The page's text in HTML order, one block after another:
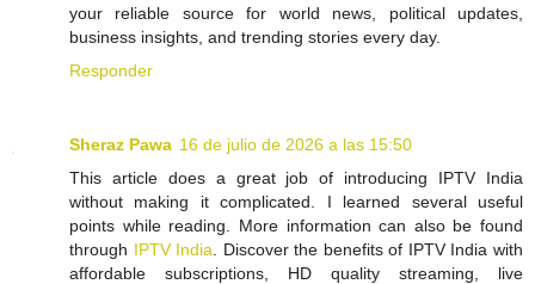
your reliable source for world news, political updates,
business insights, and trending stories every day.
Responder
Sheraz Pawa 16 de julio de 2026 a las 15:50
This article does a great job of introducing IPTV India
without making it complicated. I learned several useful
points while reading. More information can also be found
through IPTV India . Discover the benefits of IPTV India with
affordable subscriptions, HD quality streaming, live